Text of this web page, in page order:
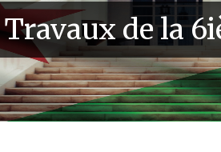
Travaux de la